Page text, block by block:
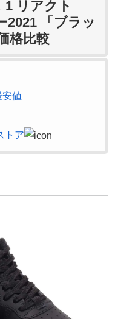
リアクト
2021 「ブラッ
格比較
安値
トア